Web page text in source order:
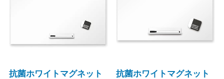
抗菌ホワイトマグネット
抗菌ホワイトマグネット